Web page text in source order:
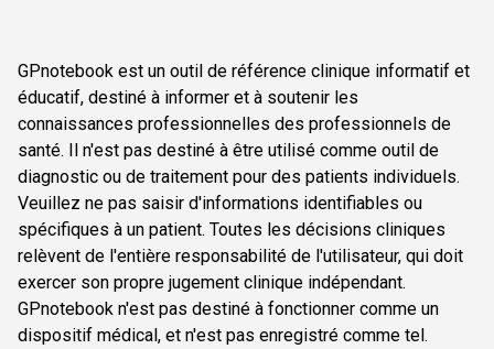
GPnotebook est un outil de référence clinique informatif et
éducatif, destiné à informer et à soutenir les
connaissances professionnelles des professionnels de
santé. Il n'est pas destiné à être utilisé comme outil de
diagnostic ou de traitement pour des patients individuels.
Veuillez ne pas saisir d'informations identifiables ou
spécifiques à un patient. Toutes les décisions cliniques
relèvent de l'entière responsabilité de l'utilisateur, qui doit
exercer son propre jugement clinique indépendant.
GPnotebook n'est pas destiné à fonctionner comme un
dispositif médical, et n'est pas enregistré comme tel.